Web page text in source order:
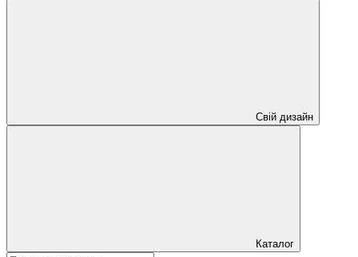
Свій дизайн
Каталог